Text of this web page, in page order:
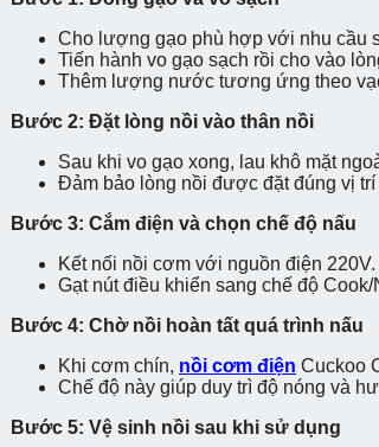
Cho lượng gạo phù hợp với nhu cầu
Tiến hành vo gạo sạch rồi cho vào
Thêm lượng nước tương ứng theo
Bước 2: Đặt lòng nồi vào thân nồi
Sau khi vo gạo xong, lau khô mặt
Đảm bảo lòng nồi được đặt đúng vị
Bước 3: Cắm điện và chọn chế độ nấu
Kết nối nồi cơm với nguồn điện 220V.
Gạt nút điều khiển sang chế độ
Bước 4: Chờ nồi hoàn tất quá trình nấu
Khi cơm chín, nồi cơm điện Cuckoo
Chế độ này giúp duy trì độ nóng và
Bước 5: Vệ sinh nồi sau khi sử dụng